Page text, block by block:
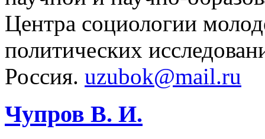
Центра социологии
политических
Россия. uzubok@mail.ru
Чупров В. И.